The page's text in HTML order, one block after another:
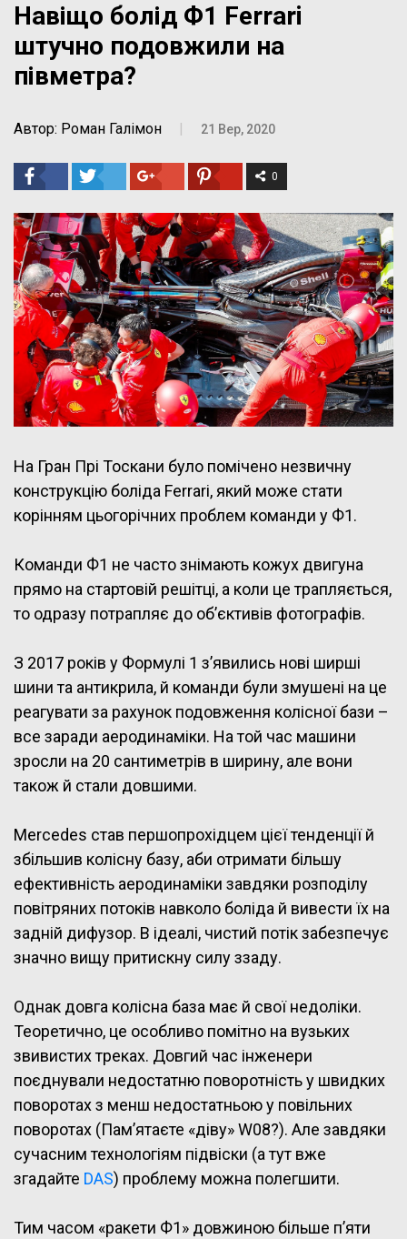
Навіщо болід Ф1 Ferrari
штучно подовжили на
півметра?
Автор: Роман Галімон | 21 Вер, 2020
0
На Гран Прі Тоскани було помічено незвичну
конструкцію боліда Ferrari, який може стати
корінням цьогорічних проблем команди у Ф1.
Команди Ф1 не часто знімають кожух двигуна
прямо на стартовій решітці, а коли це трапляється,
то одразу потрапляє до об’єктивів фотографів.
З 2017 років у Формулі 1 з’явились нові ширші
шини та антикрила, й команди були змушені на це
реагувати за рахунок подовження колісної бази –
все заради аеродинаміки. На той час машини
зросли на 20 сантиметрів в ширину, але вони
також й стали довшими.
Mercedes став першопрохідцем цієї тенденції й
збільшив колісну базу, аби отримати більшу
ефективність аеродинаміки завдяки розподілу
повітряних потоків навколо боліда й вивести їх на
задній дифузор. В ідеалі, чистий потік забезпечує
значно вищу притискну силу ззаду.
Однак довга колісна база має й свої недоліки.
Теоретично, це особливо помітно на вузьких
звивистих треках. Довгий час інженери
поєднували недостатню поворотність у швидких
поворотах з менш недостатньою у повільних
поворотах (Пам’ятаєте «діву» W08?). Але завдяки
сучасним технологіям підвіски (а тут вже
згадайте DAS) проблему можна полегшити.
Тим часом «ракети Ф1» довжиною більше п’яти